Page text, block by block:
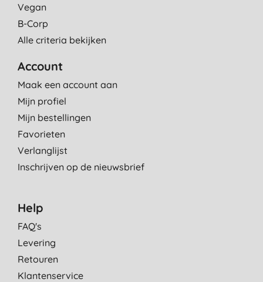
Vegan
B-Corp
Alle criteria bekijken
Account
Maak een account aan
Mijn profiel
Mijn bestellingen
Favorieten
Verlanglijst
Inschrijven op de nieuwsbrief
Help
FAQ's
Levering
Retouren
Klantenservice